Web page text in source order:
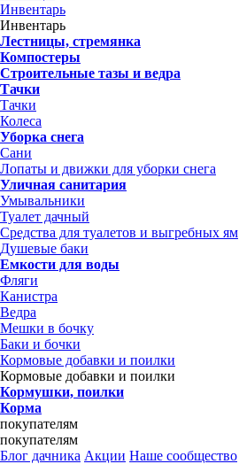
Инвентарь
Инвентарь
Лестницы, стремянка
Компостеры
Строительные тазы и ведра
Тачки
Тачки
Колеса
Уборка снега
Сани
Лопаты и движки для уборки снега
Уличная санитария
Умывальники
Туалет дачный
Средства для туалетов и выгребных ям
Душевые баки
Емкости для воды
Фляги
Канистра
Ведра
Мешки в бочку
Баки и бочки
Кормовые добавки и поилки
Кормовые добавки и поилки
Кормушки, поилки
Корма
покупателям
покупателям
Блог дачника Акции Наше сообщество